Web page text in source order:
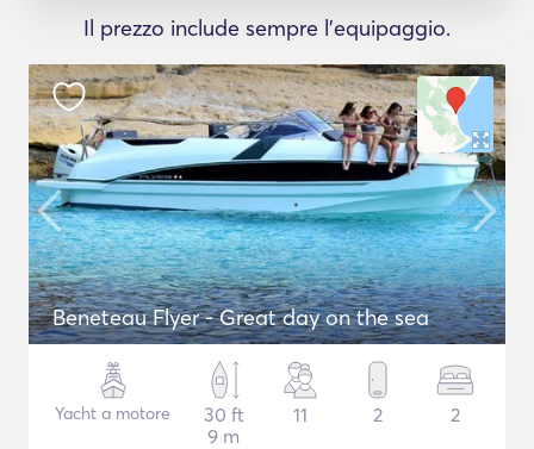
Il prezzo include sempre l'equipaggio.
Beneteau Flyer - Great day on the sea
Yacht a motore
30 ft
9 m
11 2 2